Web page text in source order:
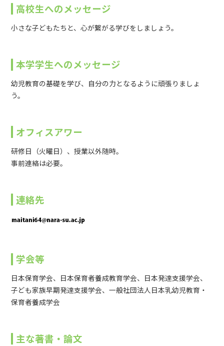
高校生へのメッセージ
小さな子どもたちと、心が繋がる学びをしましょう。
本学学生へのメッセージ
幼児教育の基礎を学び、自分の力となるように頑張りましょ
う。
オフィスアワー
研修日（火曜日）、授業以外随時。
事前連絡は必要。
連絡先
学会等
日本保育学会、日本保育者養成教育学会、日本発達支援学会、
子ども家族早期発達支援学会、一般社団法人日本乳幼児教育・
保育者養成学会
主な著書・論文